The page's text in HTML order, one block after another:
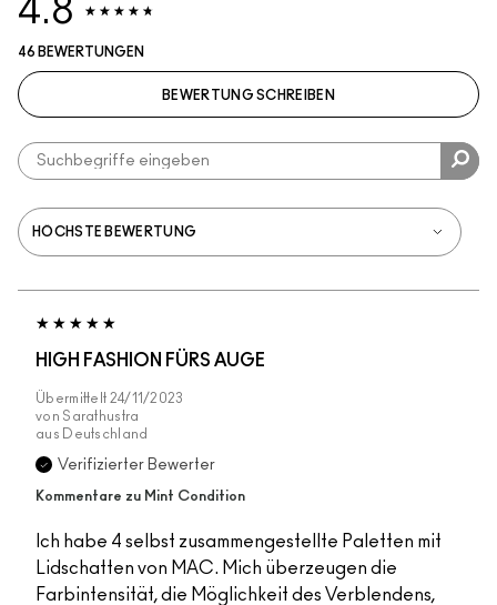
4.8
46 BEWERTUNGEN
BEWERTUNG SCHREIBEN
HIGH FASHION FÜRS AUGE
Übermittelt 24/11/2023
von Sarathustra
aus
Deutschland
Verifizierter Bewerter
Kommentare zu Mint Condition
Ich habe 4 selbst zusammengestellte Paletten mit
Lidschatten von MAC. Mich überzeugen die
Farbintensität, die Möglichkeit des Verblendens,